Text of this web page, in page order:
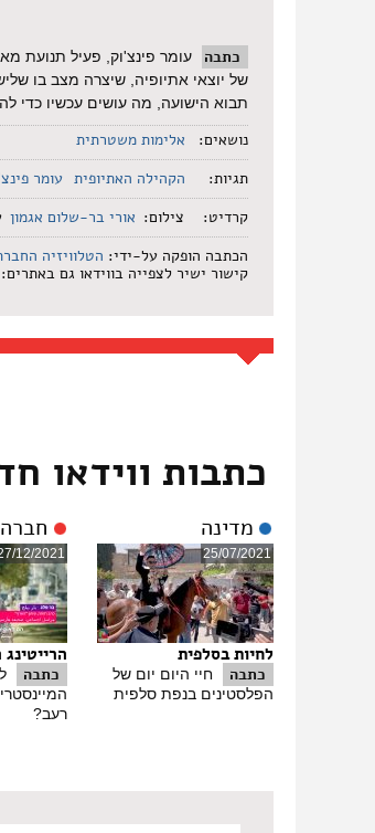
כתבה
עומר פינצ'וק, פעיל תנועת
של יוצאי אתיופיה, שיצרה מצב בו
תבוא הישועה, מה עושים עכשיו כדי
נושאים:
אלימות משטרתית
תגיות:
הקהילה האתיופית עומר
קרדיט:
צילום: אורי בר-שלום אגמון
הכתבה הופקה על-ידי: הטלוויזיה
קישור ישיר לצפייה בווידאו גם באתרים:
כתבות ווידאו
מדינה
25/07/2021
לחיות בסלפית
כתבה
חיי היום יום של
הפלסטינים בנפת סלפית
חברה
12/2021
כתבה
רעב?